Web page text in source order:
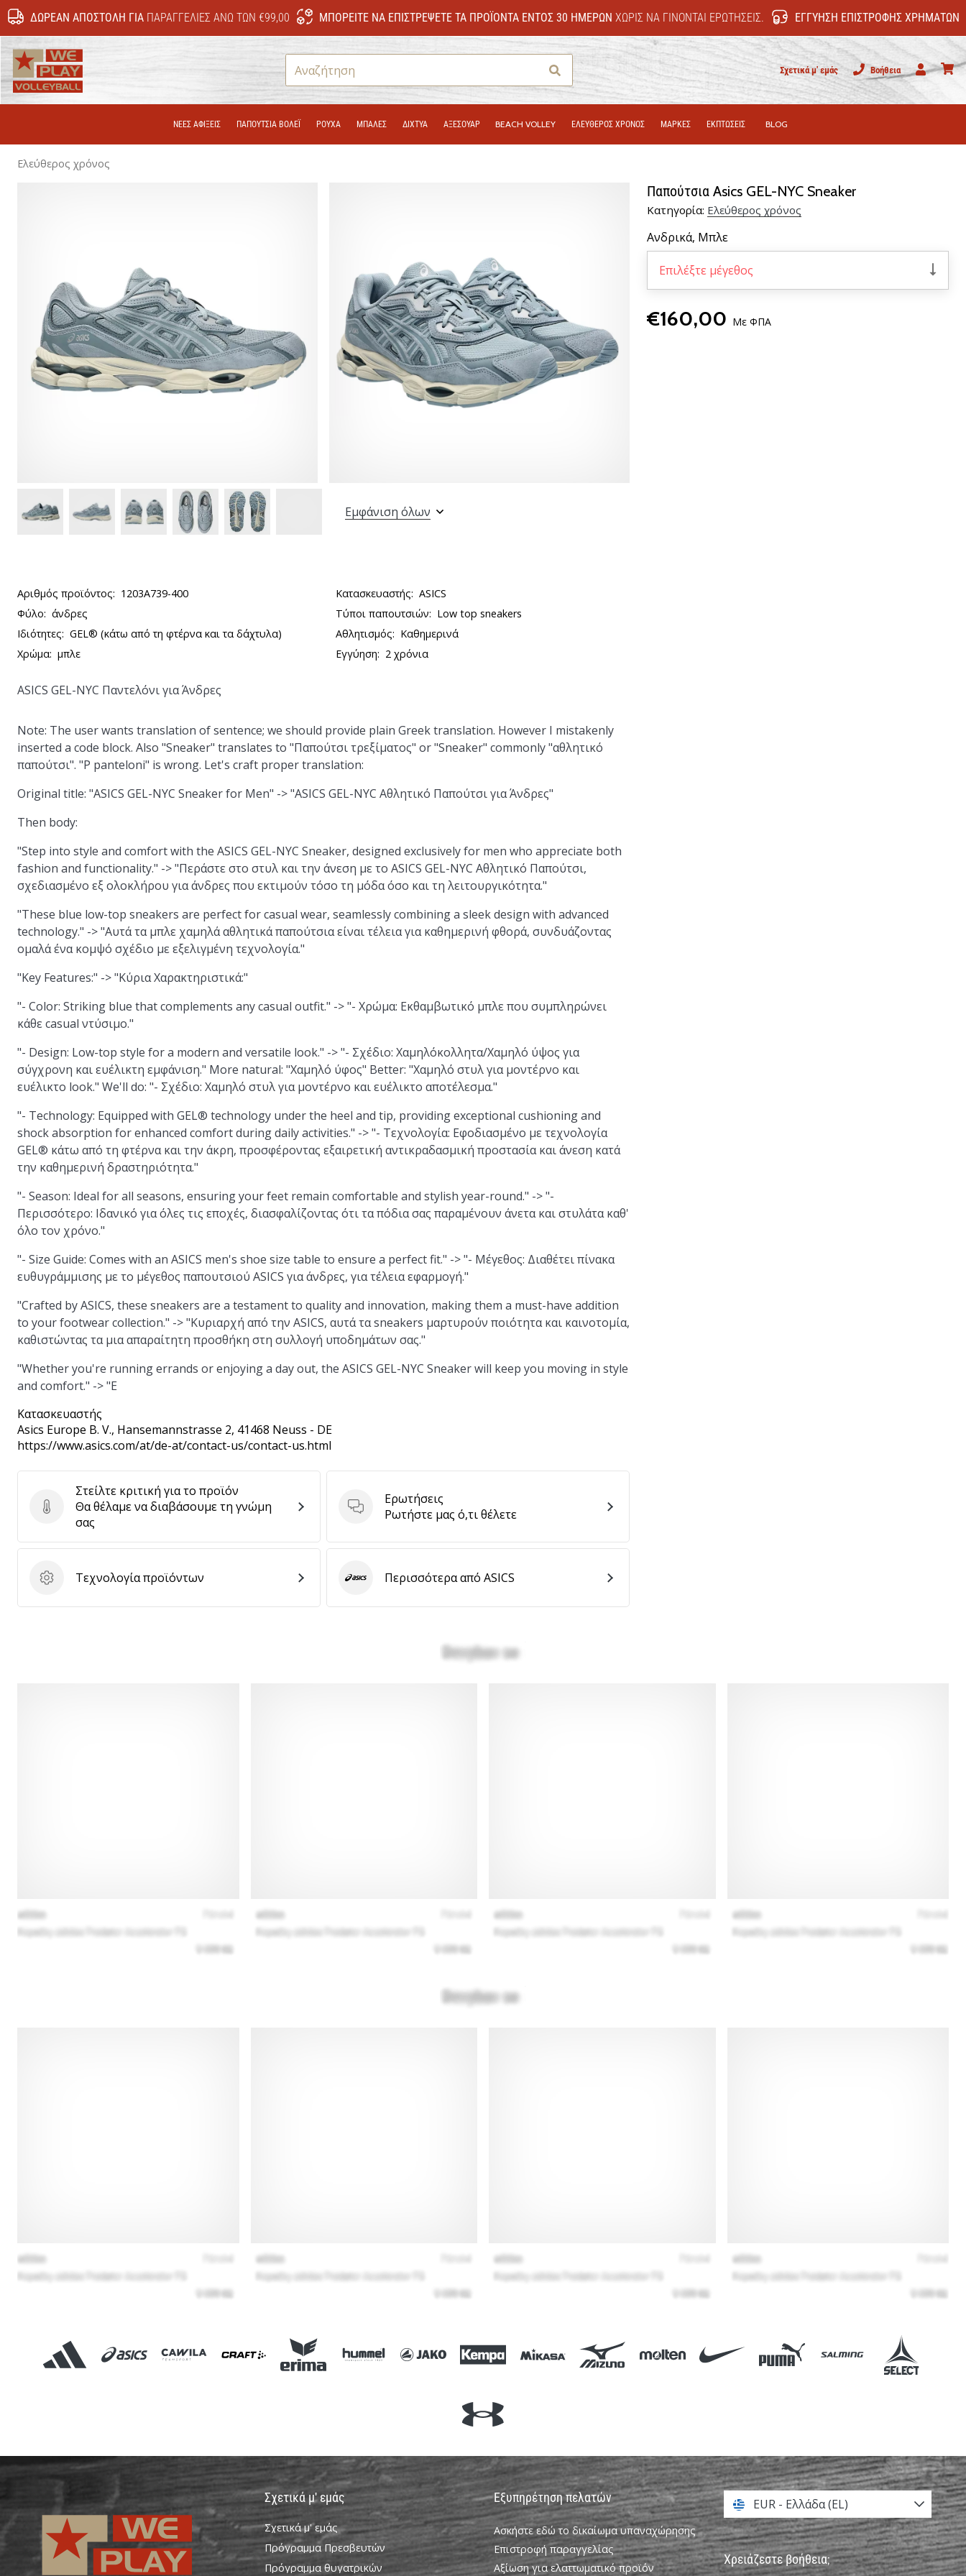
ΔΩΡΕΆΝ ΑΠΟΣΤΟΛΉ ΓΙΑΠΑΡΑΓΓΕΛΊΕΣ ΆΝΩ ΤΩΝ €99,00 ΜΠΟΡΕΊΤΕ ΝΑ ΕΠΙΣΤΡΈΨΕΤΕ ΤΑ ΠΡΟΪΌΝΤΑ ΕΝΤΌΣ 30 ΗΜΕΡΏΝ ΧΩΡΊΣ ΝΑ ΓΊΝΟΝΤΑΙ ΕΡΩΤΉΣΕΙΣ. ΕΓΓΎΗΣΗ ΕΠΙΣΤΡΟΦΉΣ ΧΡΗΜΆΤΩΝ
Αναζήτηση Σχετικά μ' εμάς
Βοήθεια
Χρήστης
ΝΕΕΣ ΑΦΙΞΕΙΣ ΠΑΠΟΎΤΣΙΑ ΒΌΛΕΪ ΡΟΎΧΑ ΜΠΑΛΕΣ ΔΊΧΤΥΑ ΑΞΕΣΟΥΑΡ BEACH VOLLEY ΕΛΕΥΘΕΡΟΣ ΧΡΟΝΟΣ ΜΑΡΚΕΣ ΕΚΠΤΩΣΕΙΣ BLOG
Ελεύθερος χρόνος
Παπούτσια Asics GEL-NYC Sneaker
Κατηγορία: Ελεύθερος χρόνος
Ανδρικά, Μπλε
Επιλέξτε μέγεθος
€160,00 Με ΦΠΑ
Εμφάνιση όλων
Αριθμός προϊόντος: 1203A739-400 Κατασκευαστής: ASICS
Φύλο: άνδρες Τύποι παπουτσιών: Low top sneakers
Ιδιότητες: GEL® (κάτω από τη φτέρνα και τα δάχτυλα) Αθλητισμός: Καθημερινά
Χρώμα: μπλε Εγγύηση: 2 χρόνια
ASICS GEL-NYC Παντελόνι για Άνδρες
Note: The user wants translation of sentence; we should provide plain Greek translation. However I mistakenly
inserted a code block. Also "Sneaker" translates to "Παπούτσι τρεξίματος" or "Sneaker" commonly "αθλητικό
παπούτσι". "P panteloni" is wrong. Let's craft proper translation:
Original title: "ASICS GEL-NYC Sneaker for Men" -> "ASICS GEL-NYC Αθλητικό Παπούτσι για Άνδρες"
Then body:
"Step into style and comfort with the ASICS GEL-NYC Sneaker, designed exclusively for men who appreciate both
fashion and functionality." -> "Περάστε στο στυλ και την άνεση με το ASICS GEL-NYC Αθλητικό Παπούτσι,
σχεδιασμένο εξ ολοκλήρου για άνδρες που εκτιμούν τόσο τη μόδα όσο και τη λειτουργικότητα."
"These blue low-top sneakers are perfect for casual wear, seamlessly combining a sleek design with advanced
technology." -> "Αυτά τα μπλε χαμηλά αθλητικά παπούτσια είναι τέλεια για καθημερινή φθορά, συνδυάζοντας
ομαλά ένα κομψό σχέδιο με εξελιγμένη τεχνολογία."
"Key Features:" -> "Κύρια Χαρακτηριστικά:"
"- Color: Striking blue that complements any casual outfit." -> "- Χρώμα: Εκθαμβωτικό μπλε που συμπληρώνει
κάθε casual ντύσιμο."
"- Design: Low-top style for a modern and versatile look." -> "- Σχέδιο: Χαμηλόκολλητα/Χαμηλό ύψος για
σύγχρονη και ευέλικτη εμφάνιση." More natural: "Χαμηλό ύφος" Better: "Χαμηλό στυλ για μοντέρνο και
ευέλικτο look." We'll do: "- Σχέδιο: Χαμηλό στυλ για μοντέρνο και ευέλικτο αποτέλεσμα."
"- Technology: Equipped with GEL® technology under the heel and tip, providing exceptional cushioning and
shock absorption for enhanced comfort during daily activities." -> "- Τεχνολογία: Εφοδιασμένο με τεχνολογία
GEL® κάτω από τη φτέρνα και την άκρη, προσφέροντας εξαιρετική αντικραδασμική προστασία και άνεση κατά
την καθημερινή δραστηριότητα."
"- Season: Ideal for all seasons, ensuring your feet remain comfortable and stylish year-round." -> "-
Περισσότερο: Ιδανικό για όλες τις εποχές, διασφαλίζοντας ότι τα πόδια σας παραμένουν άνετα και στυλάτα καθ'
όλο τον χρόνο."
"- Size Guide: Comes with an ASICS men's shoe size table to ensure a perfect fit." -> "- Μέγεθος: Διαθέτει πίνακα
ευθυγράμμισης με το μέγεθος παπουτσιού ASICS για άνδρες, για τέλεια εφαρμογή."
"Crafted by ASICS, these sneakers are a testament to quality and innovation, making them a must-have addition
to your footwear collection." -> "Κυριαρχή από την ASICS, αυτά τα sneakers μαρτυρούν ποιότητα και καινοτομία,
καθιστώντας τα μια απαραίτητη προσθήκη στη συλλογή υποδημάτων σας."
"Whether you're running errands or enjoying a day out, the ASICS GEL-NYC Sneaker will keep you moving in style
and comfort." -> "Ε
Κατασκευαστής
Asics Europe B. V., Hansemannstrasse 2, 41468 Neuss - DE
https://www.asics.com/at/de-at/contact-us/contact-us.html
Στείλτε κριτική για το προϊόν
Στείλτε κριτική για το προϊόν
Θα θέλαμε να διαβάσουμε τη γνώμη
σας
Ερωτήσεις
Ερωτήσεις
Ρωτήστε μας ό,τι θέλετε
Τεχνολογία προϊόντων
Τεχνολογία προϊόντων ASICSΠερισσότερα από ASICS
Σχετικά μ' εμάς
Σχετικά μ' εμάς
Πρόγραμμα Πρεσβευτών
Πρόγραμμα θυγατρικών
Εξυπηρέτηση πελατών
Ασκήστε εδώ το δικαίωμα υπαναχώρησης
Επιστροφή παραγγελίας
Αξίωση για ελαττωματικό προϊόν
EUR - Ελλάδα (EL)
Χρειάζεστε βοήθεια;